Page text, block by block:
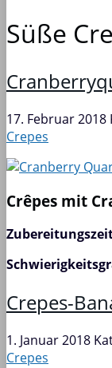
Süße
17. Februar 2018
Crepes
Crêpes mit
Crepes-
1. Januar 2018
Crepes